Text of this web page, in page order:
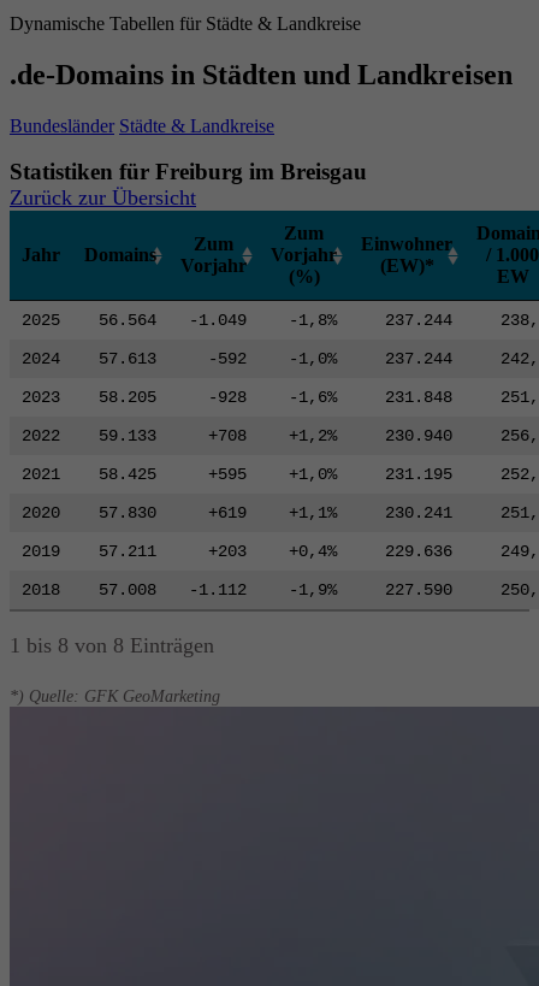
Dynamische Tabellen für Städte & Landkreise
.de-Domains in Städten und Landkreisen
Bundesländer Städte & Landkreise
Statistiken für Freiburg im Breisgau
Zurück zur Übersicht
Jahr Domains
Zum
Vorjahr
Zum
Vorjahr
(%)
Einwohner
(EW)*
/ 1.000
EW
2025 56.564 -1.049 -1,8% 237.244
2024
57.613 -592 -1,0% 237.244
2023
58.205 -928 -1,6% 231.848
2022
59.133 +708 +1,2% 230.940
2021
58.425 +595 +1,0% 231.195
2020
57.830 +619 +1,1% 230.241
2019
57.211 +203 +0,4% 229.636
2018
57.008 -1.112 -1,9% 227.590
1 bis 8 von 8 Einträgen
*) Quelle: GFK GeoMarketing